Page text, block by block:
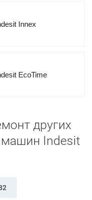
Innex
EcoTime
других
машин Indesit